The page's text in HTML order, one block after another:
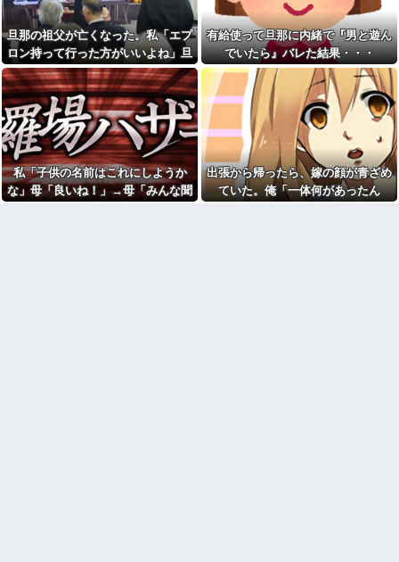
年収1500万の父が退職。父
「退職金も渡したよな？」母
「貯金なんてないよー」父「全
部なくなったの！？」→予想外
の返事に家族騒然となり…
友人「この名前にしたい！」
夫「それ漫画のキャラだろ…」
→子供の名付けを巡って夫婦が
大揉めになり…
「まっちゃんぐらい稼いでた
ら最終的には許すかもｗ」って
言ったら旦那が突然怒り出し
た。このまま情まで枯渇しそう
出張から帰ったら、嫁の顔が
「お前は自分に甘い」と家族
に責められ育った私…３０歳の
時、真夏に重度の熱中症で救急
搬送された結果→会社の人たち
から叩きつけられた「衝撃の事
実」に絶句
【画像】思わず保存したくな
る「笑える画像・最高な画像」
貼っていけｗｗｗｗｗ
33歳くらいから太ったせいか
加齢で＊が緩んだのかチョビッ
と漏れるようになった
「エアコンから変な音がす
る。なんだろ…え？」ﾊﾟｼｬｯ →
ヤバすぎる物が飛び出てく
旦那の祖父が亡くなった。私「エプ
ロン持って行った方がいいよね」旦
那「余計な出費すんな。そんなもん
買うなら今後一切金を出さねぇぞ」
私「えっ…」
有給使って旦那に内緒で『男と遊ん
でいたら』バレた結果・・・
私「子供の名前はこれにしようか
な」母「良いね！」→母「みんな聞
出張から帰ったら、嫁の顔が青ざめ
ていた。俺「一体何があったん